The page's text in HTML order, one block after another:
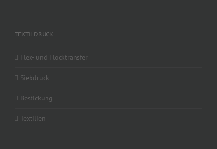
TEXTILDRUCK
Flex- und Flocktransfer
Siebdruck
Bestickung
Textilien